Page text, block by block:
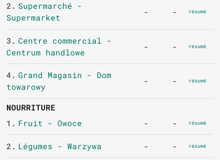
2. Supermarché -
Supermarket
- - résumé
3. Centre commercial -
Centrum handlowe
- - résumé
4. Grand Magasin - Dom
towarowy
- - résumé
NOURRITURE
1. Fruit - Owoce - - résumé
2. Légumes - Warzywa - - résumé